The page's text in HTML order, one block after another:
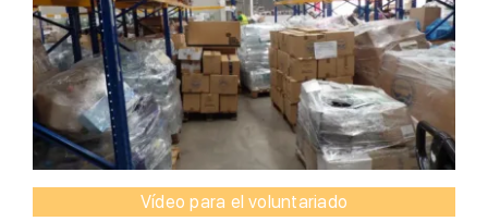
Vídeo para el voluntariado